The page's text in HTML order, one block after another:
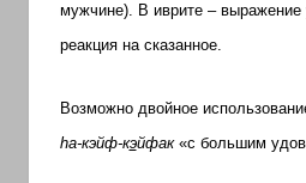
мужчине). В иврите – выражение
реакция на сказанное.
Возможно двойное
hа-кэйф-кэйфак «с большим